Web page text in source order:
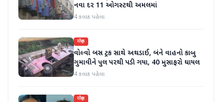
નવા દર 11 ઓગસ્ટથી અમલમાં
4 કલાક પહેલા
રાષ્ટ્રીય
વોલ્વો બસ ટ્રક સાથે અથડાઈ, બંને વાહનો કાબુ
ગુમાવીને પુલ પરથી પડી ગયા, 40 મુસાફરો ઘાયલ
4 કલાક પહેલા
રાષ્ટ્રીય